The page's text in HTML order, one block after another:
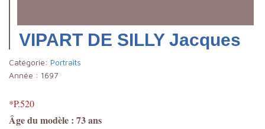
VIPART DE SILLY Jacques
Catégorie: Portraits
Année : 1697
*P.520
Âge du modèle : 73 ans